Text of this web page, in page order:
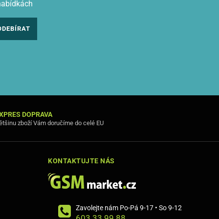
DOPRAVA
zboží Vám doručíme do celé EU
KONTAKTUJTE NÁS
Zavolejte nám Po-Pá 9-17 • So 9-12